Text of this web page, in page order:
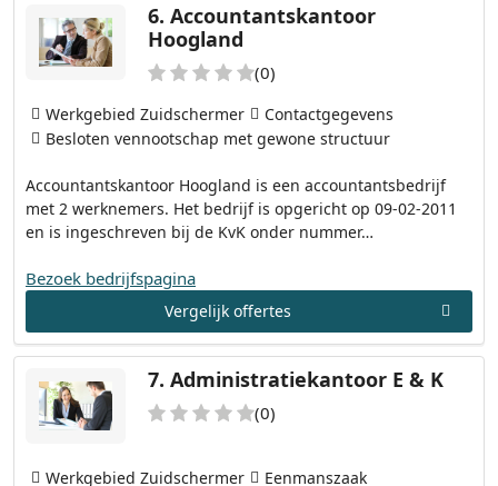
6. Accountantskantoor
Hoogland
(0)
Accountantskantoor Hoogland is een accountantsbedrijf
met 2 werknemers. Het bedrijf is opgericht op 09-02-2011
en is ingeschreven bij de KvK onder nummer…
Werkgebied Zuidschermer
Contactgegevens
Besloten vennootschap met gewone structuur
Bezoek bedrijfspagina
Vergelijk offertes
7. Administratiekantoor E & K
(0)
Werkgebied Zuidschermer Eenmanszaak